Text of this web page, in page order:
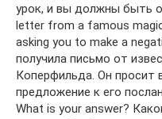
урок, и вы должны быть
letter from a famous
asking you to make a
получила письмо от
Коперфильда. Он просит
предложение к его
What is your answer?